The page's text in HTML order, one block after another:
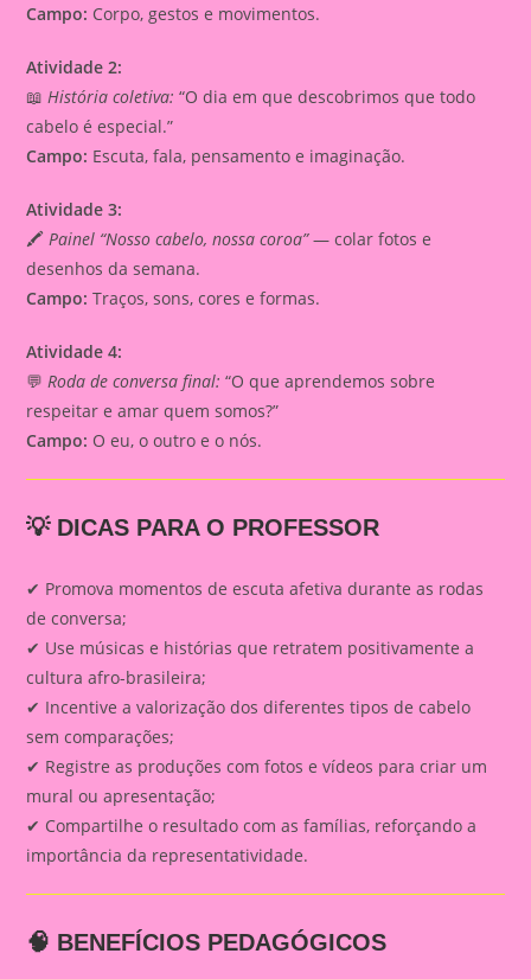
Campo: Corpo, gestos e movimentos.
Atividade 2:
📖História coletiva: “O dia em que descobrimos que todo
cabelo é especial.”
Campo: Escuta, fala, pensamento e imaginação.
Atividade 3:
🖍️Painel “Nosso cabelo, nossa coroa”— colar fotos e
desenhos da semana.
Campo: Traços, sons, cores e formas.
Atividade 4:
💬Roda de conversa final: “O que aprendemos sobre
respeitar e amar quem somos?”
Campo: O eu, o outro e o nós.
💡 DICAS PARA O PROFESSOR
✔ Promova momentos de escuta afetiva durante as rodas
de conversa;
✔ Use músicas e histórias que retratem positivamente a
cultura afro-brasileira;
✔ Incentive a valorização dos diferentes tipos de cabelo
sem comparações;
✔ Registre as produções com fotos e vídeos para criar um
mural ou apresentação;
✔ Compartilhe o resultado com as famílias, reforçando a
importância da representatividade.
🧠 BENEFÍCIOS PEDAGÓGICOS